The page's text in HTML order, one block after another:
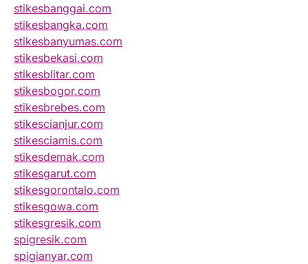
stikesbanggai.com
stikesbangka.com
stikesbanyumas.com
stikesbekasi.com
stikesblitar.com
stikesbogor.com
stikesbrebes.com
stikescianjur.com
stikesciamis.com
stikesdemak.com
stikesgarut.com
stikesgorontalo.com
stikesgowa.com
stikesgresik.com
spigresik.com
spigianyar.com